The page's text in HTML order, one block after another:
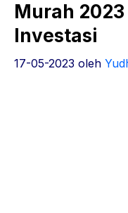
Murah
Investasi
17-05-2023 oleh